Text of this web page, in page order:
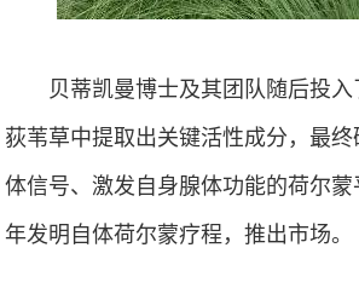
贝蒂凯曼博士及其团队随后投
荻苇草中提取出关键活性成分，最
体信号、激发自身腺体功能的荷尔蒙
年发明自体荷尔蒙疗程，推出市场。